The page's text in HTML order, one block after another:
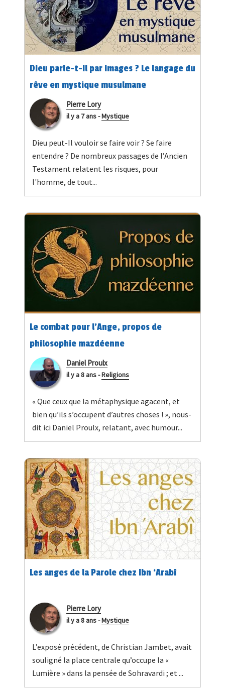
Dieu parle-t-Il par images ? Le langage du
rêve en mystique musulmane
Pierre Lory
il y a 7 ans-Mystique
Dieu peut-Il vouloir se faire voir ? Se faire
entendre ? De nombreux passages de l’Ancien
Testament relatent les risques, pour
l'homme, de tout...
Le combat pour l'Ange, propos de
philosophie mazdéenne
Daniel Proulx
il y a 8 ans-Religions
« Que ceux que la métaphysique agacent, et
bien qu’ils s’occupent d’autres choses ! », nous-
dit ici Daniel Proulx, relatant, avec humour...
Les anges de la Parole chez Ibn ‘Arabî
Pierre Lory
il y a 8 ans-Mystique
L’exposé précédent, de Christian Jambet, avait
souligné la place centrale qu’occupe la «
Lumière » dans la pensée de Sohravardi ; et ...